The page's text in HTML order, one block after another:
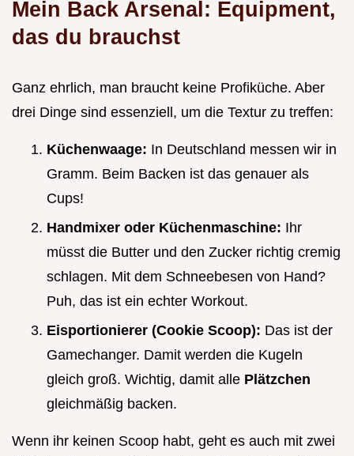
Mein Back Arsenal: Equipment,
das du brauchst
Ganz ehrlich, man braucht keine Profiküche. Aber
drei Dinge sind essenziell, um die Textur zu treffen:
Küchenwaage: In Deutschland messen wir in
Gramm. Beim Backen ist das genauer als
Cups!
Handmixer oder Küchenmaschine: Ihr
müsst die Butter und den Zucker richtig cremig
schlagen. Mit dem Schneebesen von Hand?
Puh, das ist ein echter Workout.
Eisportionierer (Cookie Scoop): Das ist der
Gamechanger. Damit werden die Kugeln
gleich groß. Wichtig, damit alle Plätzchen
gleichmäßig backen.
Wenn ihr keinen Scoop habt, geht es auch mit zwei